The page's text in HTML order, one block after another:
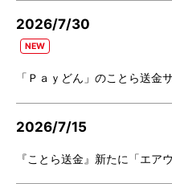
2026/7/30
「Ｐａｙどん」のことら送金
2026/7/15
『ことら送金』新たに「エア